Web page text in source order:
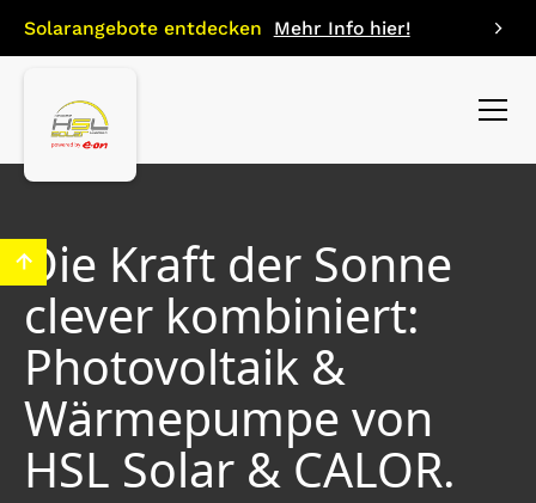
Solarangebote entdecken Mehr Info hier!
Die Kraft der Sonne
clever kombiniert:
Photovoltaik &
Wärmepumpe von
HSL Solar & CALOR.